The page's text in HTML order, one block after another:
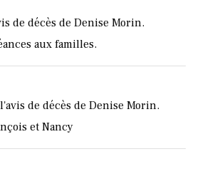
de décès de Denise Morin.
aux familles.
de décès de Denise Morin.
et Nancy